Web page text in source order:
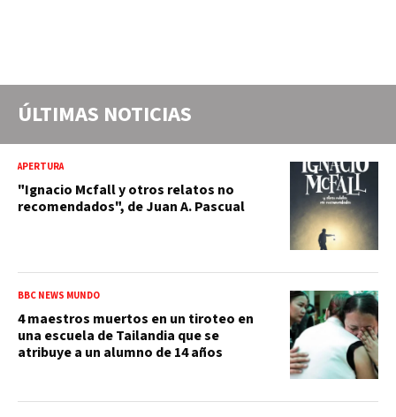
ÚLTIMAS NOTICIAS
APERTURA
"Ignacio Mcfall y otros relatos no
recomendados", de Juan A. Pascual
BBC NEWS MUNDO
4 maestros muertos en un tiroteo en
una escuela de Tailandia que se
atribuye a un alumno de 14 años